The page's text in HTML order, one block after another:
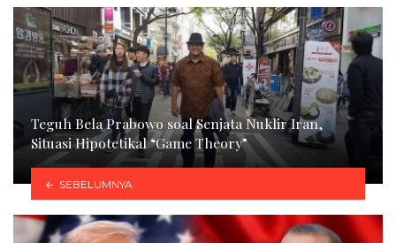
Teguh Bela Prabowo soal Senjata Nuklir Iran,
Situasi Hipotetikal “Game Theory”
SEBELUMNYA